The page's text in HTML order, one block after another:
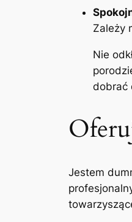
Zależy
Nie
dobrać
Jestem